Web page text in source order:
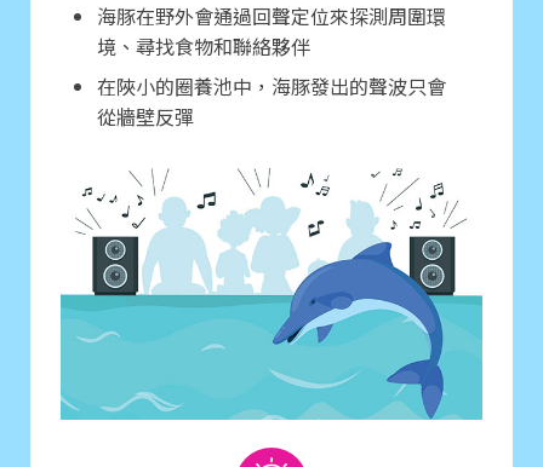
海豚在野外會通過回聲定位來探測周圍環
境、尋找食物和聯絡夥伴
在陜小的圈養池中，海豚發出的聲波只會
從牆壁反彈